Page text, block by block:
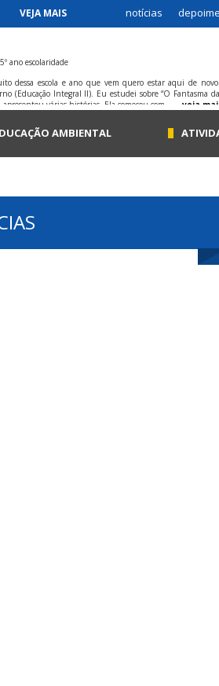
notícias
VEJA MAIS
ano escolaridade
dessa escola e ano que vem quero estar aqui de
(Educação Integral II). Eu estudei sobre “O Fantasma da
apresentou várias histórias. Ela começou com...
veja
AMBIENTAL